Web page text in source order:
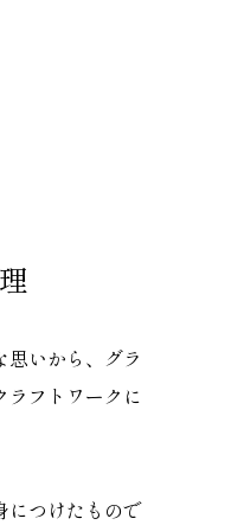
いから、グラ
ラフトワークに
につけたもので